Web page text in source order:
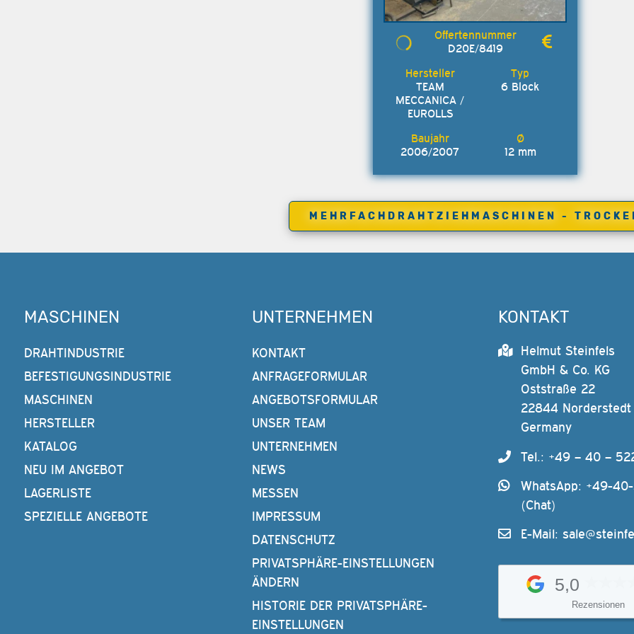
D20E/8419
TEAM
MECCANICA /
EUROLLS
6 Block
2006/2007 12 mm
MEHRFACHDRAHTZIEHMASCHINEN -
MASCHINEN
DRAHTINDUSTRIE
BEFESTIGUNGSINDUSTRIE
MASCHINEN
HERSTELLER
KATALOG
NEU IM ANGEBOT
LAGERLISTE
SPEZIELLE ANGEBOTE
UNTERNEHMEN
KONTAKT
ANFRAGEFORMULAR
ANGEBOTSFORMULAR
UNSER TEAM
UNTERNEHMEN
NEWS
MESSEN
IMPRESSUM
DATENSCHUTZ
PRIVATSPHÄRE-EINSTELLUNGEN
ÄNDERN
HISTORIE DER PRIVATSPHÄRE-
EINSTELLUNGEN
KONTAKT
Helmut Steinfels
GmbH & Co. KG
Oststraße 22
22844 Norderstedt
Germany
Tel.: +49 – 40 –
WhatsApp: +49-
(Chat)
E-Mail:
5,0
Rezensionen